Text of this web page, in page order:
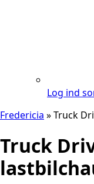
Log ind
Fredericia »Truck
Truck